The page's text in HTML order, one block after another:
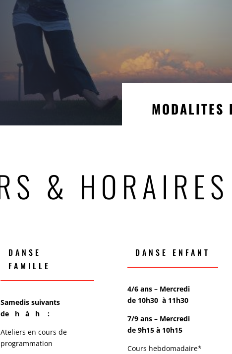
MODALITES
&
DANSE
FAMILLE
Samedis suivants
de h à h :
Ateliers en cours de
programmation
DANSE ENFANT
4/6 ans – Mercredi
de 10h30 à 11h30
7/9 ans – Mercredi
de 9h15 à 10h15
Cours hebdomadaire*